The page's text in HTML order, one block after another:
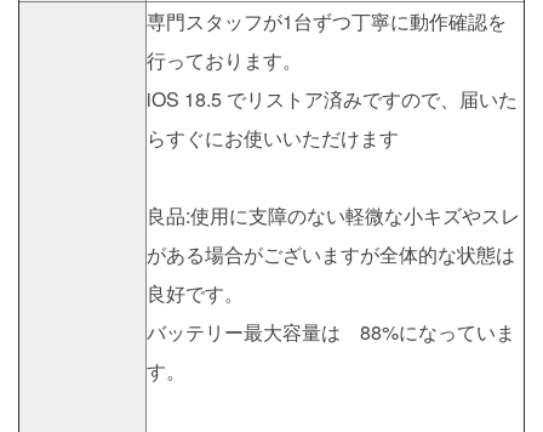
専門スタッフが1台ずつ丁寧に動作確認を
行っております。
iOS 18.5 でリストア済みですので、届いた
らすぐにお使いいただけます
良品:使用に支障のない軽微な小キズやスレ
がある場合がございますが全体的な状態は
良好です。
バッテリー最大容量は 88%になっていま
す。